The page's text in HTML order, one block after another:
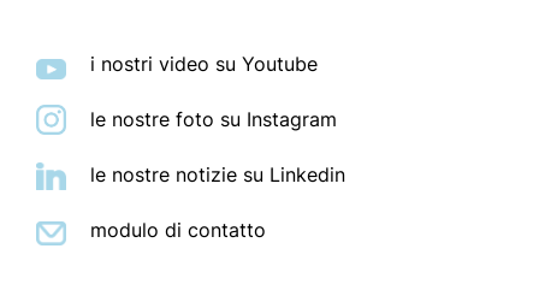
i nostri video su Youtube
le nostre foto su Instagram
le nostre notizie su Linkedin
modulo di contatto